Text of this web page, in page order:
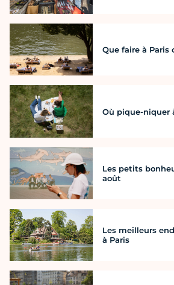
Que faire à Paris
Où pique-niquer
Les petits
août
Les meilleurs
à Paris